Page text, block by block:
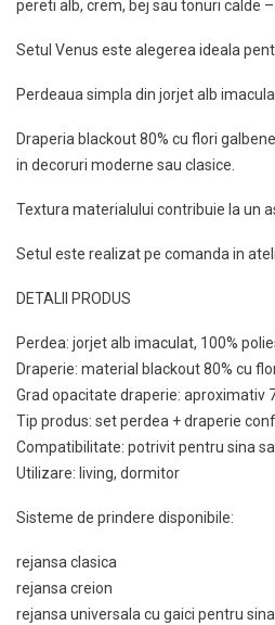
pereti alb, crem, bej sau tonuri calde
Setul Venus este alegerea ideala
Perdeaua simpla din jorjet alb
Draperia blackout 80% cu flori
in decoruri moderne sau clasice.
Textura materialului contribuie la un
Setul este realizat pe comanda in
DETALII PRODUS
Perdea: jorjet alb imaculat, 100%
Draperie: material blackout 80% cu
Grad opacitate draperie: aproximativ
Tip produs: set perdea + draperie
Compatibilitate: potrivit pentru sina
Utilizare: living, dormitor
Sisteme de prindere disponibile:
rejansa clasica
rejansa creion
rejansa universala cu gaici pentru